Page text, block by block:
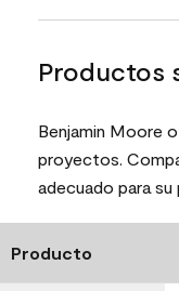
Productos
Benjamin Moore
proyectos.
adecuado para
Producto